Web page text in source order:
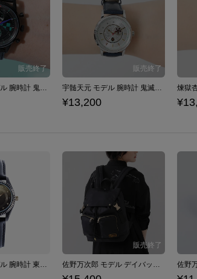
竈門炭治郎 モデル 腕時計 鬼滅の刃 宇髄天元 モデル 腕時計 鬼滅の刃
¥13,200
佐野万次郎 モデル 腕時計 東京リベンジャーズ 佐野万次郎 モデル デイバッグ 東京リベンジャーズ